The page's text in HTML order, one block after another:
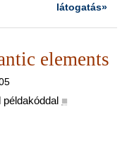
látogatás»
elements
■